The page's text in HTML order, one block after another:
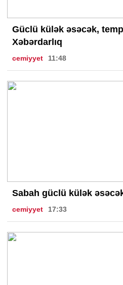
Güclü külək əsəcək,
Xəbərdarlıq
cemiyyet 11:48
Sabah güclü külək
cemiyyet 17:33